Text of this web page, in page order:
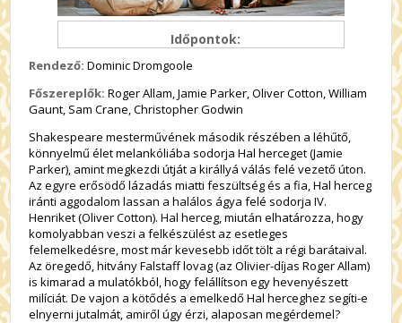
Időpontok:
Rendező: Dominic Dromgoole
Főszereplők: Roger Allam, Jamie Parker, Oliver Cotton, William
Gaunt, Sam Crane, Christopher Godwin
Shakespeare mesterművének második részében a léhűtő,
könnyelmű élet melankóliába sodorja Hal herceget (Jamie
Parker), amint megkezdi útját a királlyá válás felé vezető úton.
Az egyre erősödő lázadás miatti feszültség és a fia, Hal herceg
iránti aggodalom lassan a halálos ágya felé sodorja IV.
Henriket (Oliver Cotton). Hal herceg, miután elhatározza, hogy
komolyabban veszi a felkészülést az esetleges
felemelkedésre, most már kevesebb időt tölt a régi barátaival.
Az öregedő, hitvány Falstaff lovag (az Olivier-díjas Roger Allam)
is kimarad a mulatókból, hogy felállítson egy hevenyészett
milíciát. De vajon a kötődés a emelkedő Hal herceghez segíti-e
elnyerni jutalmát, amiről úgy érzi, alaposan megérdemel?